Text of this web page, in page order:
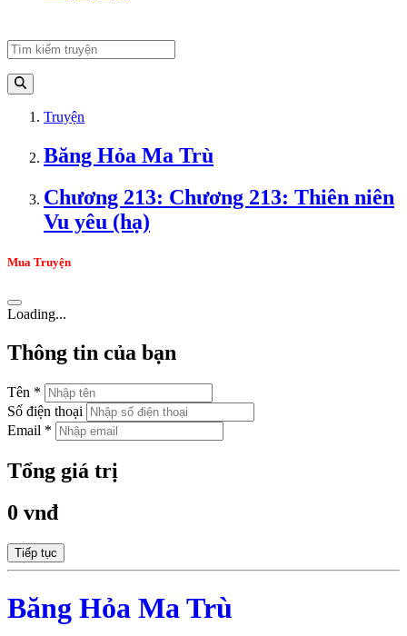
Truyện
Băng Hỏa Ma Trù
Chương 213: Chương 213: Thiên niên
Vu yêu (hạ)
Mua Truyện
Loading...
Thông tin của bạn
Tên *
Số điện thoại
Email *
Tổng giá trị
0 vnđ
Tiếp tục
Băng Hỏa Ma Trù